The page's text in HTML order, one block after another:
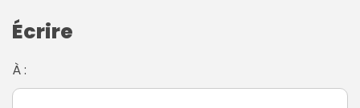
Écrire
À :